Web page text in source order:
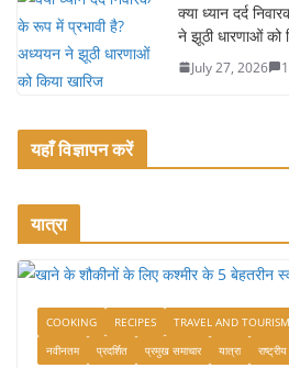
क्या ध्यान दर्द
ने झूठी धारणाओं को
July 27, 2026
यहाँ विज्ञापन करें
यात्रा
COOKING RECIPES TRAVEL AND TOURISM
नवीनतम
प्रदर्शित प्रमुख समाचार यात्रा राष्ट्रीय